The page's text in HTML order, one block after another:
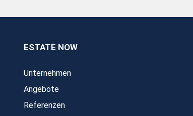
ESTATE NOW
Unternehmen
Angebote
Referenzen